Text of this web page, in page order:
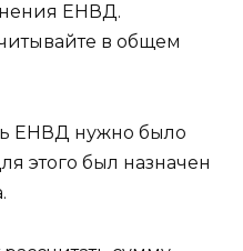
ЕНВД.
в общем
ЕНВД нужно было
этого был назначен